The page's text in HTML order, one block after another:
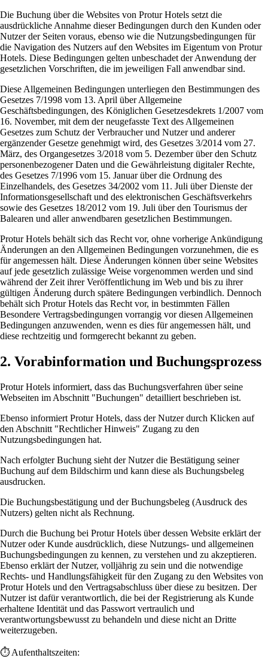
Die Buchung über die Websites von Protur Hotels setzt die
ausdrückliche Annahme dieser Bedingungen durch den Kunden oder
Nutzer der Seiten voraus, ebenso wie die Nutzungsbedingungen für
die Navigation des Nutzers auf den Websites im Eigentum von Protur
Hotels. Diese Bedingungen gelten unbeschadet der Anwendung der
gesetzlichen Vorschriften, die im jeweiligen Fall anwendbar sind.
Diese Allgemeinen Bedingungen unterliegen den Bestimmungen des
Gesetzes 7/1998 vom 13. April über Allgemeine
Geschäftsbedingungen, des Königlichen Gesetzesdekrets 1/2007 vom
16. November, mit dem der neugefasste Text des Allgemeinen
Gesetzes zum Schutz der Verbraucher und Nutzer und anderer
ergänzender Gesetze genehmigt wird, des Gesetzes 3/2014 vom 27.
März, des Organgesetzes 3/2018 vom 5. Dezember über den Schutz
personenbezogener Daten und die Gewährleistung digitaler Rechte,
des Gesetzes 7/1996 vom 15. Januar über die Ordnung des
Einzelhandels, des Gesetzes 34/2002 vom 11. Juli über Dienste der
Informationsgesellschaft und des elektronischen Geschäftsverkehrs
sowie des Gesetzes 18/2012 vom 19. Juli über den Tourismus der
Balearen und aller anwendbaren gesetzlichen Bestimmungen.
Protur Hotels behält sich das Recht vor, ohne vorherige Ankündigung
Änderungen an den Allgemeinen Bedingungen vorzunehmen, die es
für angemessen hält. Diese Änderungen können über seine Websites
auf jede gesetzlich zulässige Weise vorgenommen werden und sind
während der Zeit ihrer Veröffentlichung im Web und bis zu ihrer
gültigen Änderung durch spätere Bedingungen verbindlich. Dennoch
behält sich Protur Hotels das Recht vor, in bestimmten Fällen
Besondere Vertragsbedingungen vorrangig vor diesen Allgemeinen
Bedingungen anzuwenden, wenn es dies für angemessen hält, und
diese rechtzeitig und formgerecht bekannt zu geben.
2. Vorabinformation und Buchungsprozess
Protur Hotels informiert, dass das Buchungsverfahren über seine
Webseiten im Abschnitt "Buchungen" detailliert beschrieben ist.
Ebenso informiert Protur Hotels, dass der Nutzer durch Klicken auf
den Abschnitt "Rechtlicher Hinweis" Zugang zu den
Nutzungsbedingungen hat.
Nach erfolgter Buchung sieht der Nutzer die Bestätigung seiner
Buchung auf dem Bildschirm und kann diese als Buchungsbeleg
ausdrucken.
Die Buchungsbestätigung und der Buchungsbeleg (Ausdruck des
Nutzers) gelten nicht als Rechnung.
Durch die Buchung bei Protur Hotels über dessen Website erklärt der
Nutzer oder Kunde ausdrücklich, diese Nutzungs- und allgemeinen
Buchungsbedingungen zu kennen, zu verstehen und zu akzeptieren.
Ebenso erklärt der Nutzer, volljährig zu sein und die notwendige
Rechts- und Handlungsfähigkeit für den Zugang zu den Websites von
Protur Hotels und den Vertragsabschluss über diese zu besitzen. Der
Nutzer ist dafür verantwortlich, die bei der Registrierung als Kunde
erhaltene Identität und das Passwort vertraulich und
verantwortungsbewusst zu behandeln und diese nicht an Dritte
weiterzugeben.
⏱️ Aufenthaltszeiten: